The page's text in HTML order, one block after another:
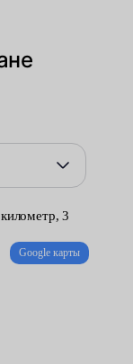
приводящие к
только в
3
Google карты